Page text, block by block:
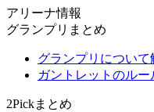
アリーナ情報
グランプリまとめ
グランプリについて
ガントレットのル
2Pickまとめ